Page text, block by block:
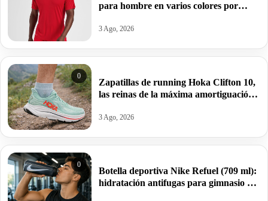
para hombre en varios colores por
3 Ago, 2026
0
Zapatillas de running Hoka Clifton 10,
las reinas de la máxima amortiguación
3 Ago, 2026
0
Botella deportiva Nike Refuel (709 ml):
hidratación antifugas para gimnasio y